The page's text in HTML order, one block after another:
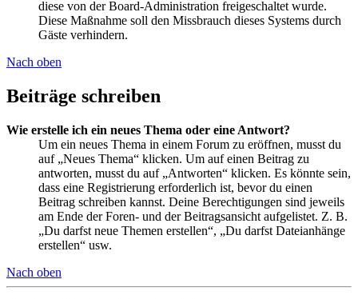
diese von der Board-Administration freigeschaltet wurde.
Diese Maßnahme soll den Missbrauch dieses Systems durch
Gäste verhindern.
Nach oben
Beiträge schreiben
Wie erstelle ich ein neues Thema oder eine Antwort?
Um ein neues Thema in einem Forum zu eröffnen, musst du
auf „Neues Thema“ klicken. Um auf einen Beitrag zu
antworten, musst du auf „Antworten“ klicken. Es könnte sein,
dass eine Registrierung erforderlich ist, bevor du einen
Beitrag schreiben kannst. Deine Berechtigungen sind jeweils
am Ende der Foren- und der Beitragsansicht aufgelistet. Z. B.
„Du darfst neue Themen erstellen“, „Du darfst Dateianhänge
erstellen“ usw.
Nach oben